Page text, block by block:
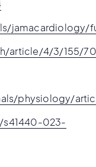
jamacardiology/
article/4/3/155/
physiology/
s41440-023-